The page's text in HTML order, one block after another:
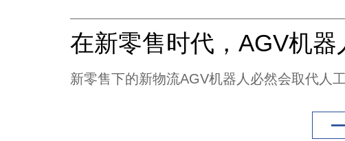
新零售下的新物流AGV机器人必然会取代人工